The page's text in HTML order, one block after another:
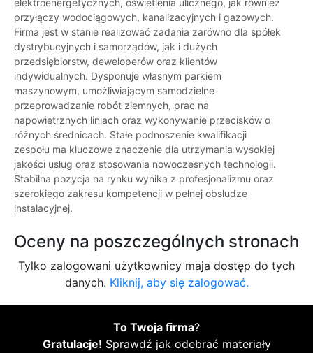
elektroenergetycznych, oświetlenia ulicznego, jak również
przyłączy wodociągowych, kanalizacyjnych i gazowych.
Firma jest w stanie realizować zadania zarówno dla spółek
dystrybucyjnych i samorządów, jak i dużych
przedsiębiorstw, deweloperów oraz klientów
indywidualnych. Dysponuje własnym parkiem
maszynowym, umożliwiającym samodzielne
przeprowadzanie robót ziemnych, prac na
napowietrznych liniach oraz wykonywanie przecisków o
różnych średnicach. Stałe podnoszenie kwalifikacji
zespołu ma kluczowe znaczenie dla utrzymania wysokiej
jakości usług oraz stosowania nowoczesnych technologii.
Stabilna pozycja na rynku wynika z profesjonalizmu oraz
szerokiego zakresu kompetencji w pełnej obsłudze
instalacyjnej.
Oceny na poszczególnych stronach
Tylko zalogowani użytkownicy maja dostęp do tych
danych. Kliknij, aby się zalogować.
To Twoja firma?
Gratulacje! Sprawdź jak odebrać materiały